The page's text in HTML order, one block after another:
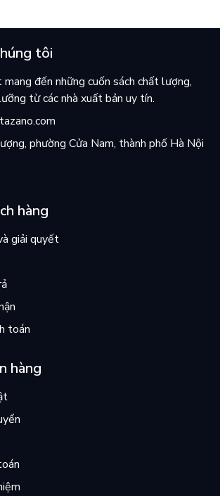
tôi
đến những cuốn sách chất lượng,
từ các nhà xuất bản uy tín.
phường Cửa Nam, thành phố Hà Nội
hàng
giải quyết
toán
hàng